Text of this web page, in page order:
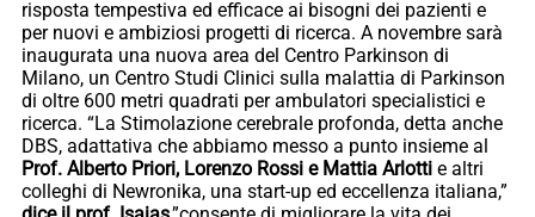
risposta tempestiva ed efficace ai bisogni dei pazienti e
per nuovi e ambiziosi progetti di ricerca. A novembre sarà
inaugurata una nuova area del Centro Parkinson di
Milano, un Centro Studi Clinici sulla malattia di Parkinson
di oltre 600 metri quadrati per ambulatori specialistici e
ricerca. “La Stimolazione cerebrale profonda, detta anche
DBS, adattativa che abbiamo messo a punto insieme al
Prof. Alberto Priori, Lorenzo Rossi e Mattia Arlotti e altri
colleghi di Newronika, una start-up ed eccellenza italiana,”